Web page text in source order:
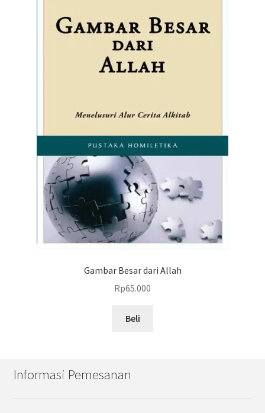
Gambar Besar dari Allah
Rp65.000
Beli
Informasi Pemesanan